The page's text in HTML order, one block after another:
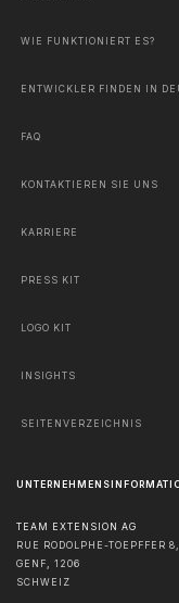
WIE FUNKTIONIERT ES?
ENTWICKLER FINDEN IN
FAQ
KONTAKTIEREN SIE UNS
KARRIERE
PRESS KIT
LOGO KIT
INSIGHTS
SEITENVERZEICHNIS
TEAM EXTENSION AG
RUE RODOLPHE-TOEPFFER 8,
GENF, 1206
SCHWEIZ